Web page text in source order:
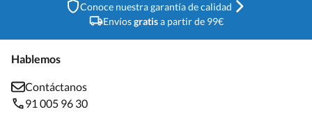
Conoce nuestra garantía de calidad
Envíosgratisa partir de 99€
Hablemos
Contáctanos
91 005 96 30